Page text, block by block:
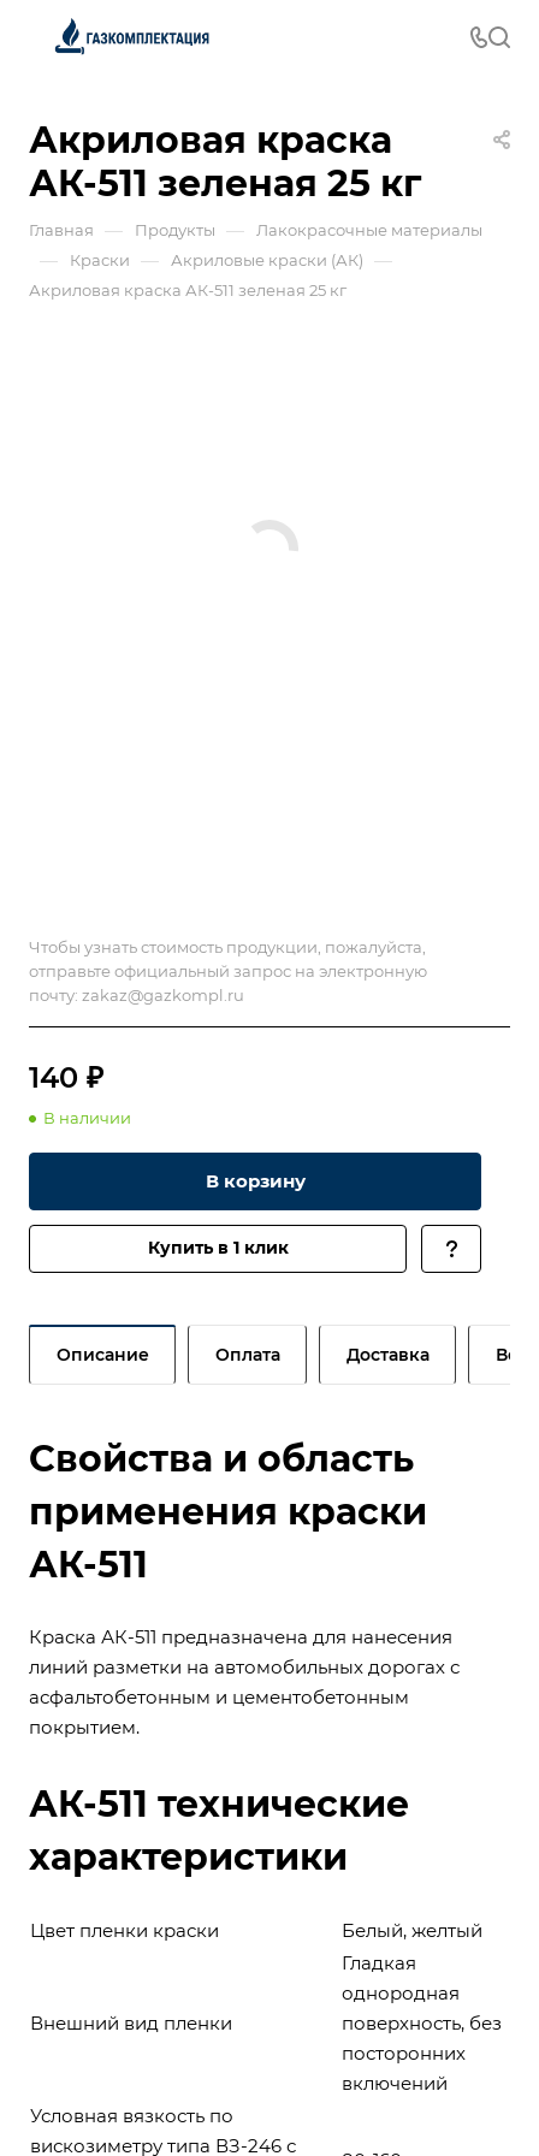
Акриловая краска
АК-511 зеленая 25 кг
Главная — Продукты — Лакокрасочные материалы
— Краски — Акриловые краски (АК) —
Акриловая краска АК-511 зеленая 25 кг
Чтобы узнать стоимость продукции, пожалуйста,
отправьте официальный запрос на электронную
почту: zakaz@gazkompl.ru
140 ₽
В наличии
В корзину
Купить в 1 клик
Описание Оплата Доставка
Свойства и область
применения краски
АК-511
Краска АК-511 предназначена для нанесения
линий разметки на автомобильных дорогах с
асфальтобетонным и цементобетонным
покрытием.
АК-511 технические
характеристики
Цвет пленки краски Белый, желтый
Внешний вид пленки
Гладкая
однородная
поверхность, без
посторонних
включений
Условная вязкость по
вискозиметру типа ВЗ-246 с